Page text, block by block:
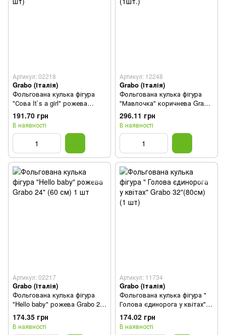
Артикул: 02218
Grabo (Італія)
Фольгована кулька фігура
"Сова It`s a girl" рожева
Grabo 57×42см. (1 шт)
191.70 грн
В наявності
Артикул: 12248
Grabo (Італія)
Фольгована кулька фігура
"Мавпочка" коричнева Grabo
71х86см. (1шт.)
296.11 грн
В наявності
Артикул: 02217
Grabo (Італія)
Фольгована кулька фігура
"Hello baby" рожева Grabo 24"
(60 см) 1 шт
174.35 грн
В наявності
Артикул: 11734
Grabo (Італія)
Фольгована кулька фігура "
Голова єдинорога у квітах"
Grabo 32"(80см) (1 шт)
174.02 грн
В наявності